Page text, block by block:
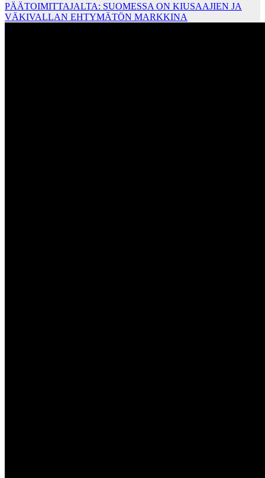
PÄÄTOIMITTAJALTA: SUOMESSA ON KIUSAAJIEN JA
VÄKIVALLAN EHTYMÄTÖN MARKKINA